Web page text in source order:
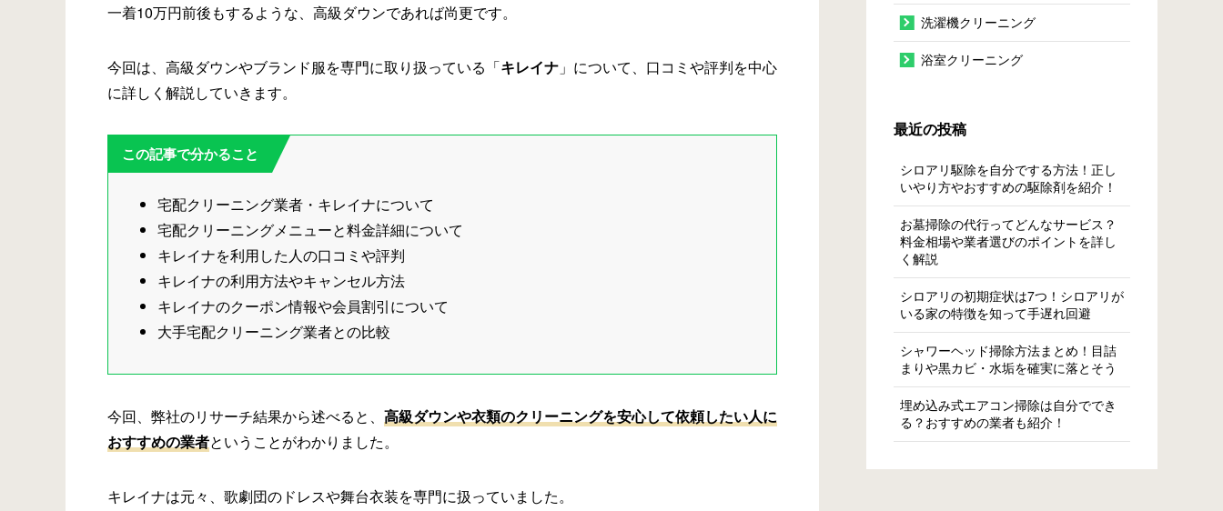
一着10万円前後もするような、高級ダウンであれば尚更です。
今回は、高級ダウンやブランド服を専門に取り扱っている「キレイナ 」について、口コミや評判を中心
に詳しく解説していきます。
この記事で分かること
宅配クリーニング業者・キレイナについて
宅配クリーニングメニューと料金詳細について
キレイナを利用した人の口コミや評判
キレイナの利用方法やキャンセル方法
キレイナのクーポン情報や会員割引について
大手宅配クリーニング業者との比較
今回、弊社のリサーチ結果から述べると、 高級ダウンや衣類のクリーニングを安心して依頼したい人に
おすすめの業者ということがわかりました。
キレイナは元々、歌劇団のドレスや舞台衣装を専門に扱っていました。
洗濯機クリーニング
浴室クリーニング
最近の投稿
シロアリ駆除を自分でする方法！正し
いやり方やおすすめの駆除剤を紹介！
お墓掃除の代行ってどんなサービス？
料金相場や業者選びのポイントを詳し
く解説
シロアリの初期症状は7つ！シロアリが
いる家の特徴を知って手遅れ回避
シャワーヘッド掃除方法まとめ！目詰
まりや黒カビ・水垢を確実に落とそう
埋め込み式エアコン掃除は自分ででき
る？おすすめの業者も紹介！